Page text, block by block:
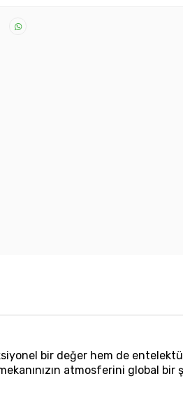
bir değer hem de
atmosferini global bir